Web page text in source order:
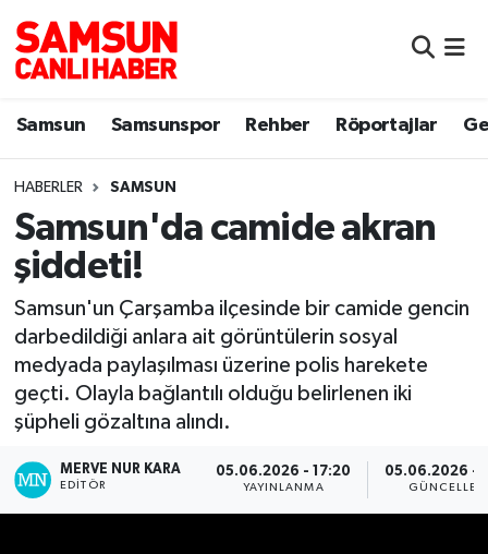
Samsun Samsunspor Rehber Röportajlar
HABERLER SAMSUN
Samsun'da camide akran
şiddeti!
Samsun'un Çarşamba ilçesinde bir camide gencin
darbedildiği anlara ait görüntülerin sosyal
medyada paylaşılması üzerine polis harekete
geçti. Olayla bağlantılı olduğu belirlenen iki
şüpheli gözaltına alındı.
MERVE NUR KARA
EDITÖR
05.06.2026 - 17:20
YAYINLANMA
05.06.2026 -
Samsun
Sokak Röportajları
Genel
Dünya
Eğitim
Sağlık
Yemek
Samsun Nöbetçi Eczaneler
Samsun Hava Durumu
Samsun Namaz Vakitleri
Samsun Trafik Yoğunluk Haritası
Süper Lig Puan Durumu ve Fikstür
Tüm Manşetler
Son Dakika Haberleri
Haber Arşivi